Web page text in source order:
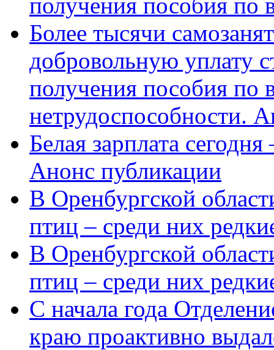
Более тысячи
добровольную уплату
получения пособия по
нетрудоспособности.
Белая зарплата
Анонс публикации
В Оренбургской
птиц – среди них
В Оренбургской
птиц – среди них
С начала года
краю проактивно